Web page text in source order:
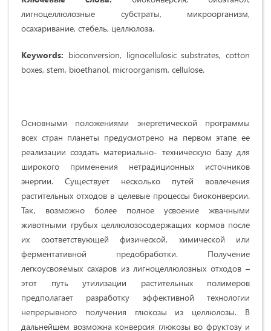
лигноцеллюлозные субстраты, микроорганизм,
осахаривание, стебель, целлюлоза.
Keywords: bioconversion, lignocellulosic substrates, cotton
boxes, stem, bioethanol, microorganism, cellulose.
Основными положениями энергетической программы
всех стран планеты предусмотрено на первом этапе ее
реализации создать материально- техническую базу для
широкого применения нетрадиционных источников
энергии. Существует несколько путей вовлечения
растительных отходов в целевые процессы биоконверсии.
Так, возможно более полное усвоение жвачными
животными грубых целлюлозосодержащих кормов после
их соответствующей физической, химической или
ферментативной предобработки. Получение
легкоусвояемых сахаров из лигноцеллюлозных отходов –
этот путь утилизации растительных полимеров
предполагает разработку эффективной технологии
непрерывного получения глюкозы из целлюлозы. В
дальнейшем возможна конверсия глюкозы во фруктозу и